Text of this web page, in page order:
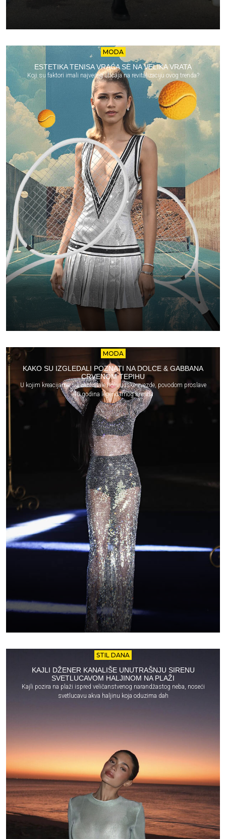
MODA
ESTETIKA TENISA VRAĆA SE NA VELIKA VRATA
Koji su faktori imali najvećeg uticaja na revitalizaciju ovog trenda?
MODA
KAKO SU IZGLEDALI POZNATI NA DOLCE & GABBANA
CRVENOM TEPIHU
U kojim kreacijama su zablistale holivudske zvezde, povodom proslave
40 godina legendarnog brenda
STIL DANA
KAJLI DŽENER KANALIŠE UNUTRAŠNJU SIRENU
SVETLUCAVOM HALJINOM NA PLAŽI
Kajli pozira na plaži ispred veličanstvenog narandžastog neba, noseći
svetlucavu akva haljinu koja oduzima dah